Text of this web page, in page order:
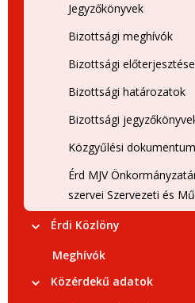
Jegyzőkönyvek
Bizottsági meghívók
Bizottsági
Bizottsági határozatok
Bizottsági
Közgyűlési
Érd MJV
szervei Szervezeti és
Érdi Közlöny
Meghívók
Közérdekű adatok